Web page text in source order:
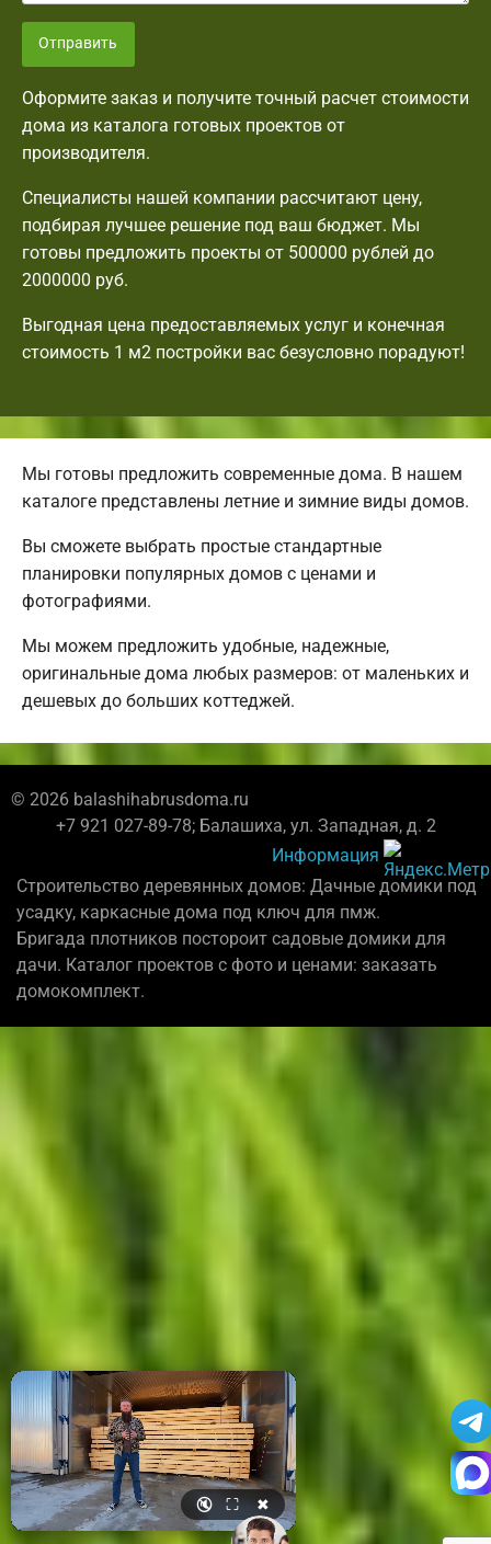
Отправить
Оформите заказ и получите точный расчет стоимости
дома из каталога готовых проектов от
производителя.
Специалисты нашей компании рассчитают цену,
подбирая лучшее решение под ваш бюджет. Мы
готовы предложить проекты от 500000 рублей до
2000000 руб.
Выгодная цена предоставляемых услуг и конечная
стоимость 1 м2 постройки вас безусловно порадуют!
Мы готовы предложить современные дома. В нашем
каталоге представлены летние и зимние виды домов.
Вы сможете выбрать простые стандартные
планировки популярных домов с ценами и
фотографиями.
Мы можем предложить удобные, надежные,
оригинальные дома любых размеров: от маленьких и
дешевых до больших коттеджей.
© 2026 balashihabrusdoma.ru
+7 921 027-89-78; Балашиха, ул. Западная, д. 2
Информация
Строительство деревянных домов: Дачные домики под
усадку, каркасные дома под ключ для пмж.
Бригада плотников постороит садовые домики для
дачи. Каталог проектов с фото и ценами: заказать
домокомплект.
🔇 ⛶ ✖